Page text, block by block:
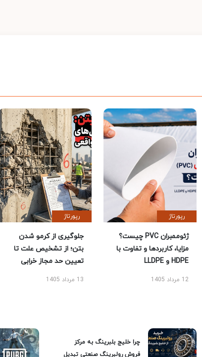
رپورتاژ
ژئوممبران PVC چیست؟
مزایا، کاربردها و تفاوت با
HDPE و LLDPE
12 مرداد 1405
رپورتاژ
جلوگیری از کرمو شدن
بتن؛ از تشخیص علت تا
تعیین حد مجاز خرابی
13 مرداد 1405
چرا خلیج بلبرینگ به مرکز
فروش رولبرینگ صنعتی تبدیل